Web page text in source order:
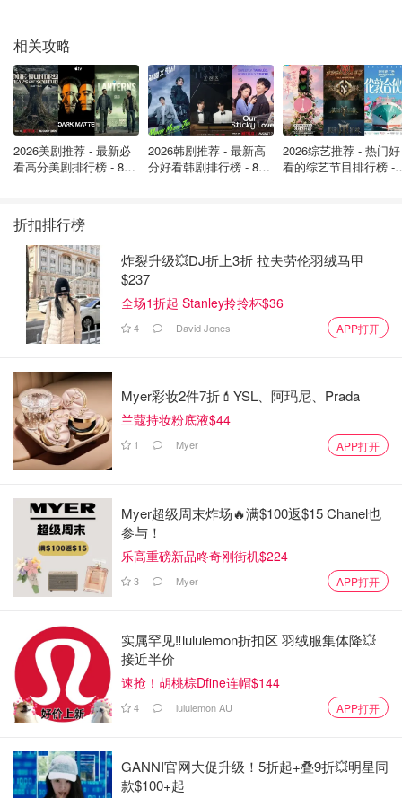
“世界奇迹”
刺激到烧脑，就连不玩游戏的妹子也转身就去买了暴雪。
在西班牙当地曾流传这样一句话，“ 世界上最不幸的人，就
只有3小时飞机的距离。
相关攻略
2026美剧推荐 - 最新必
看高分美剧排行榜 - 8月
2026韩剧推荐 - 最新高
分好看韩剧排行榜 - 8月
2026综艺推荐 - 热门好
看的综艺节目排行榜 -
折扣排行榜
炸裂升级💥DJ折上3折 拉夫劳伦羽绒马甲
$237
全场1折起 Stanley拎拎杯$36
4 David Jones APP打开
Myer彩妆2件7折💄YSL、阿玛尼、Prada
兰蔻持妆粉底液$44
1 Myer APP打开
Myer超级周末炸场🔥满$100返$15 Chanel也
参与！
乐高重磅新品咚奇刚街机$224
3 Myer APP打开
实属罕见‼️lululemon折扣区 羽绒服集体降💥
接近半价
速抢！胡桃棕Dfine连帽$144
4 lululemon AU APP打开
GANNI官网大促升级！5折起+叠9折💥明星同
款$100+起